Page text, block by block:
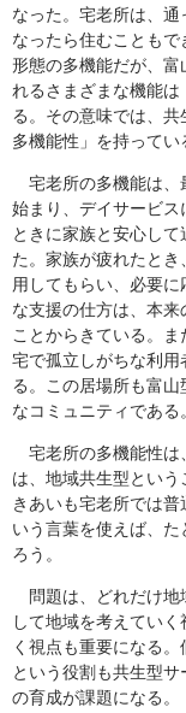
なった。宅老所は、
なったら住むことも
形態の多機能だが、
れるさまざまな機能は
る。その意味では、
多機能性」を持ってい
宅老所の多機能は、
始まり、デイサービ
ときに家族と安心し
た。家族が疲れたと
用してもらい、必要
な支援の仕方は、本
ことからきている。
宅で孤立しがちな利
る。この居場所も富
なコミュニティである。
宅老所の多機能性は
は、地域共生型とい
きあいも宅老所では
いう言葉を使えば、
ろう。
問題は、どれだけ地
して地域を考えてい
く視点も重要になる
という役割も共生型
の育成が課題になる。